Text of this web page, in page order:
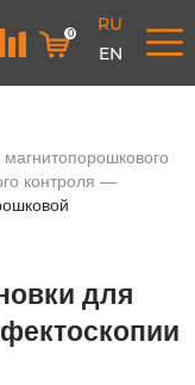
0
RU
EN
контроля —
для